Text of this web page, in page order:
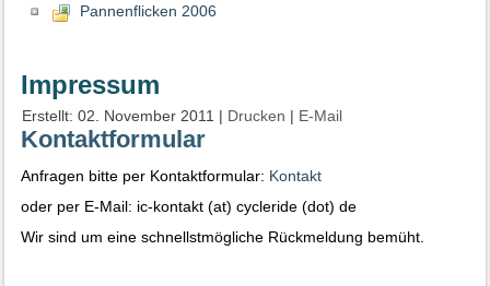
Pannenflicken 2006
Impressum
Erstellt: 02. November 2011 | Drucken | E-Mail
Kontaktformular
Anfragen bitte per Kontaktformular: Kontakt
oder per E-Mail: ic-kontakt (at) cycleride (dot) de
Wir sind um eine schnellstmögliche Rückmeldung bemüht.